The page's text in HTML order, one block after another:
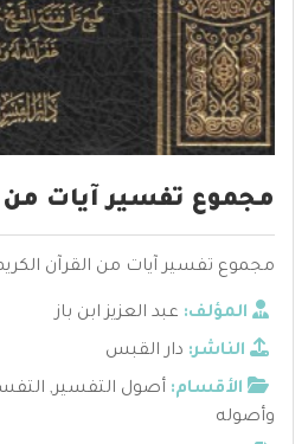
مجموع تفسير آيات من
مجموع تفسير آيات من القرآن الكريم
المؤلف: عبد العزيز ابن باز
الناشر: دار القبس
الأقسام: أصول التفسير,
وأصوله